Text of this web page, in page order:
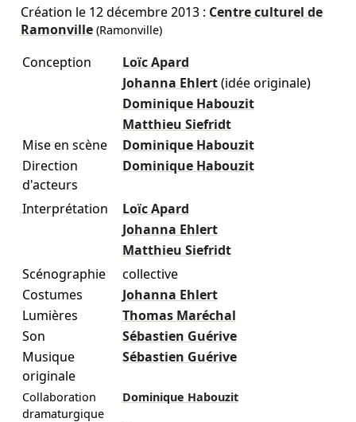
Création le 12 décembre 2013: Centre culturel de
Ramonville(Ramonville)
Conception
Loïc Apard
Johanna Ehlert (idée originale)
Dominique Habouzit
Matthieu Siefridt
Mise en scène
Dominique Habouzit
Direction
d'acteurs
Dominique Habouzit
Interprétation
Loïc Apard
Johanna Ehlert
Matthieu Siefridt
Scénographie
collective
Costumes
Johanna Ehlert
Lumières
Thomas Maréchal
Son
Sébastien Guérive
Musique
originale
Sébastien Guérive
Collaboration
dramaturgique
Dominique Habouzit